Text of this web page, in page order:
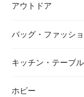
アウトドア
バッグ・ファッシ
キッチン・テーブ
ホビー